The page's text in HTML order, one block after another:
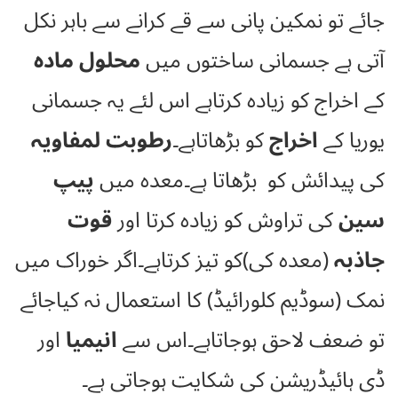
جائے تو نمکین پانی سے قے کرانے سے باہر نکل
آتی ہے جسمانی ساختوں میںمحلول مادہ
کے اخراج کو زیادہ کرتاہے اس لئے یہ جسمانی
یوریا کےاخراجکو بڑھاتاہے۔رطوبت لمفاویہ
کی پیدائش کو بڑھاتا ہے۔معدہ میںپیپ
سینکی تراوش کو زیادہ کرتا اورقوت
جاذبہ(معدہ کی)کو تیز کرتاہے۔اگر خوراک میں
نمک (سوڈیم کلورائیڈ) کا استعمال نہ کیاجائے
تو ضعف لاحق ہوجاتاہے۔اس سےانیمیااور
ڈی ہائیڈریشن کی شکایت ہوجاتی ہے۔